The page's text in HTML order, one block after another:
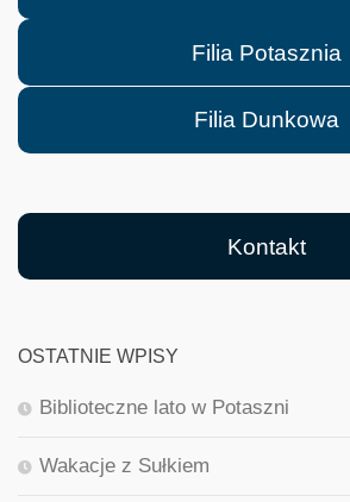
Filia Potasznia
Filia Dunkowa
Kontakt
OSTATNIE WPISY
Biblioteczne lato w Potaszni
Wakacje z Sułkiem